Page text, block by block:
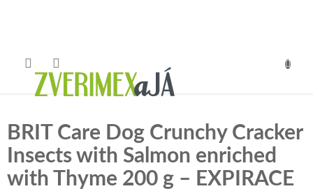
BRIT Care Dog Crunchy Cracker
Insects with Salmon enriched
with Thyme 200 g –⁠⁠⁠⁠⁠⁠ EXPIRACE